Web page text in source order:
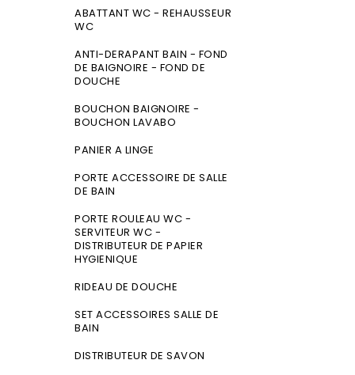
ABATTANT WC - REHAUSSEUR
WC
ANTI-DERAPANT BAIN - FOND
DE BAIGNOIRE - FOND DE
DOUCHE
BOUCHON BAIGNOIRE -
BOUCHON LAVABO
PANIER A LINGE
PORTE ACCESSOIRE DE SALLE
DE BAIN
PORTE ROULEAU WC -
SERVITEUR WC -
DISTRIBUTEUR DE PAPIER
HYGIENIQUE
RIDEAU DE DOUCHE
SET ACCESSOIRES SALLE DE
BAIN
DISTRIBUTEUR DE SAVON